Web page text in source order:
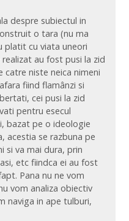
despre subiectul in
o tara (nu ma
platit cu viata uneori
au fost pusi la zid
catre niste neica nimeni
fiind flamânzi si
cei pusi la zid
pentru esecul
bazat pe o ideologie
acestia se razbuna pe
si va mai dura, prin
etc fiindca ei au fost
Pana nu ne vom
vom analiza obiectiv
naviga in ape tulburi,